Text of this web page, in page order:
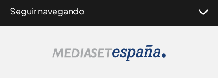
Seguir navegando